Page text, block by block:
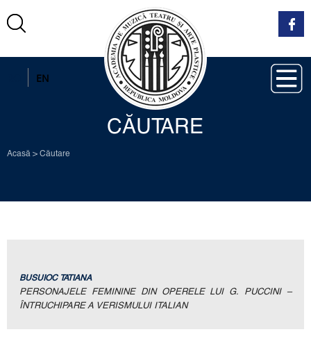
EN
CĂUTARE
Acasă > Căutare
BUSUIOC TATIANA
PERSONAJELE FEMININE DIN OPERELE LUI G. PUCCINI –
ÎNTRUCHIPARE A VERISMULUI ITALIAN